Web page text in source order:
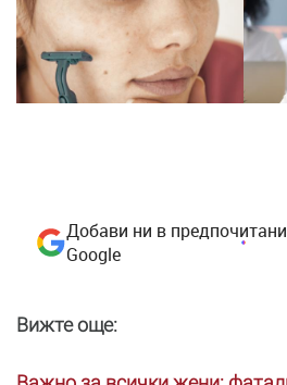
Добави ни в
Google
Вижте още: